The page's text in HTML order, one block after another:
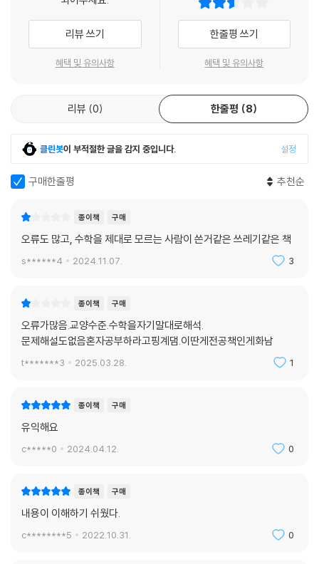
CHAPTER 08 그래프
8.1 그래프의 개념
8.3 그래프의 표현
연습문제
CHAPTER 09 트리
9.1 트리의 개념
9.2 이진트리
9.3 트리의 활용
CHAPTER 10 부울대수
10.1 부울대수의 개념
10.2 부울함수의 표현
CHAPTER 11 순열, 조합, 확률
11.3 조합
11.4 확률
11.5 확률분포
리뷰 쓰기
혜택 및 유의사항
한줄평 쓰기
혜택 및 유의사항
리뷰 0 한줄평 8
클린봇이 부적절한 글을 감지 중입니다. 설정
구매한줄평 추천순
종이책 구매
오류도 많고, 수학을 제대로 모르는 사람이 쓴거같은 쓰레기같은 책
s******4 2024.11.07. 3
종이책 구매
오류가많음.교양수준.수학을자기말대로해석.
문제해설도없음혼자공부하라고핑계댐.이딴게전공책인게화남
t*******3 2025.03.28. 1
종이책 구매
유익해요
c*****0 2024.04.12. 0
종이책 구매
내용이 이해하기 쉬웠다.
c********5 2022.10.31. 0